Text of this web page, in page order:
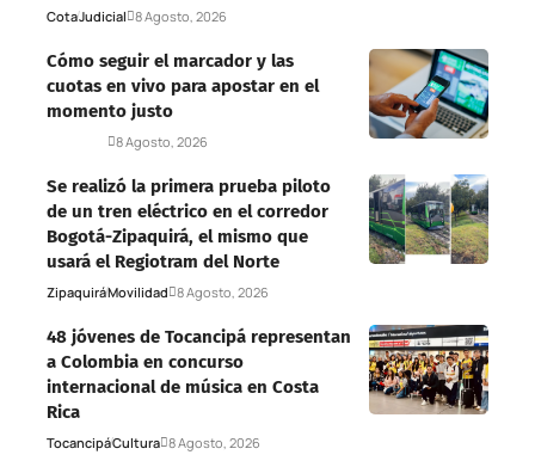
CotaJudicial 8 Agosto, 2026
Cómo seguir el marcador y las
cuotas en vivo para apostar en el
momento justo
8 Agosto, 2026
Se realizó la primera prueba piloto
de un tren eléctrico en el corredor
Bogotá-Zipaquirá, el mismo que
usará el Regiotram del Norte
ZipaquiráMovilidad 8 Agosto, 2026
48 jóvenes de Tocancipá representan
a Colombia en concurso
internacional de música en Costa
Rica
TocancipáCultura 8 Agosto, 2026